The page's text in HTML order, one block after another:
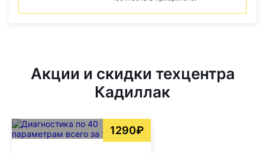
Акции и скидки техцентра
Кадиллак
1290₽